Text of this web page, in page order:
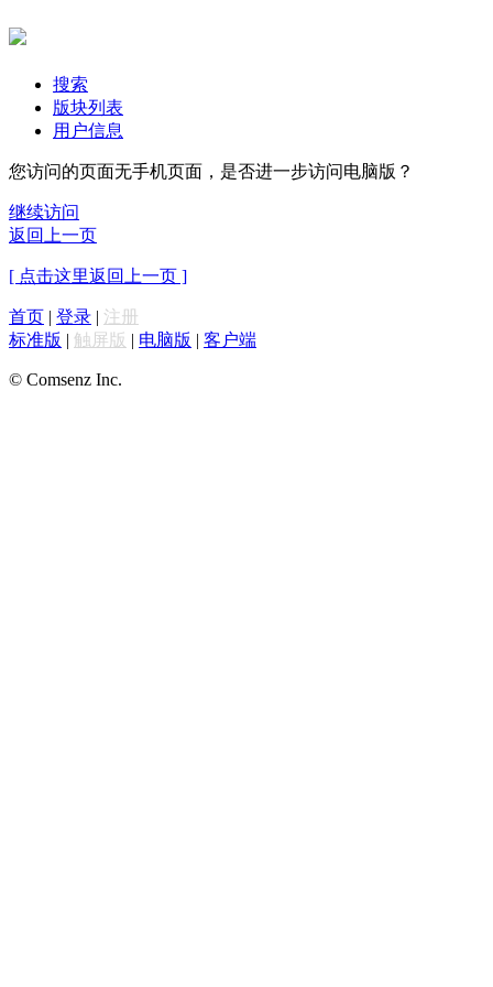
搜索
版块列表
用户信息
您访问的页面无手机页面，是否进一步访问电脑版？
继续访问
返回上一页
[ 点击这里返回上一页 ]
首页 | 登录 | 注册
标准版 | 触屏版 | 电脑版 | 客户端
© Comsenz Inc.